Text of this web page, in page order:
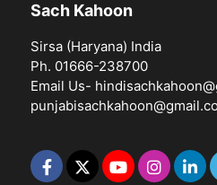
Sach Kahoon
Sirsa (Haryana) India
Ph. 01666-238700
Email Us-